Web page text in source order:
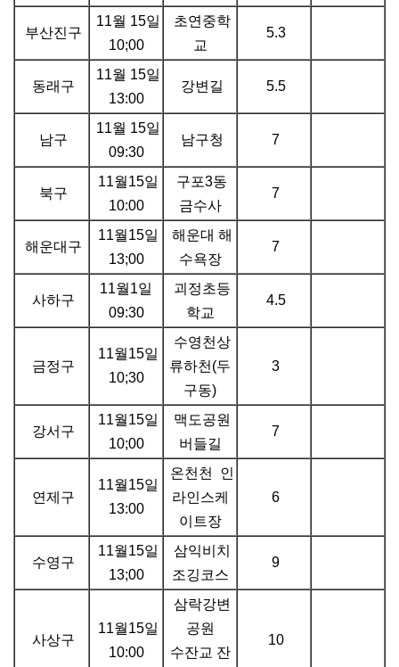
부산진구
11월 15일
10;00
초연중학
교
5.3
동래구
11월 15일
13:00
강변길 5.5
남구
11월 15일
09:30
남구청 7
북구
11월15일
10:00
구포3동
금수사
7
해운대구
11월15일
13;00
해운대 해
수욕장
7
사하구
11월1일
09:30
괴정초등
학교
4.5
금정구
11월15일
10;30
수영천상
류하천(두
구동)
3
강서구
11월15일
10;00
맥도공원
버들길
7
연제구
11월15일
13:00
온천천 인
라인스케
이트장
6
수영구
11월15일
13;00
삼익비치
조깅코스
9
사상구
11월15일
10:00
삼락강변
공원
수잔교 잔
10